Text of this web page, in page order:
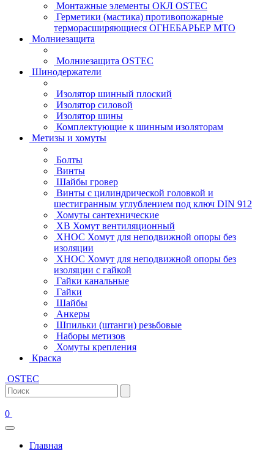
Монтажные элементы ОКЛ OSTEC
Герметики (мастика) противопожарные
терморасширяющиеся ОГНЕБАРЬЕР МТО
Молниезащита
Молниезащита OSTEC
Шинодержатели
Изолятор шинный плоский
Изолятор силовой
Изолятор шины
Комплектующие к шинным изоляторам
Метизы и хомуты
Болты
Винты
Шайбы гровер
Винты с цилиндрической головкой и
шестигранным углублением под ключ DIN 912
Хомуты сантехнические
ХВ Хомут вентиляционный
ХНОС Хомут для неподвижной опоры без
изоляции
ХНОС Хомут для неподвижной опоры без
изоляции с гайкой
Гайки канальные
Гайки
Шайбы
Анкеры
Шпильки (штанги) резьбовые
Наборы метизов
Хомуты крепления
Краска
OSTEC
0
Главная